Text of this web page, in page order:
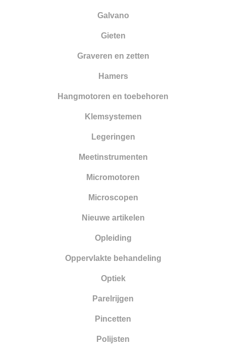
Walsen en draadtrekgereedschap
Werkbanken en toebehoren
Galvano
Gieten
Graveren en zetten
Hamers
Hangmotoren en toebehoren
Klemsystemen
Legeringen
Meetinstrumenten
Micromotoren
Microscopen
Nieuwe artikelen
Opleiding
Oppervlakte behandeling
Optiek
Parelrijgen
Pincetten
Polijsten